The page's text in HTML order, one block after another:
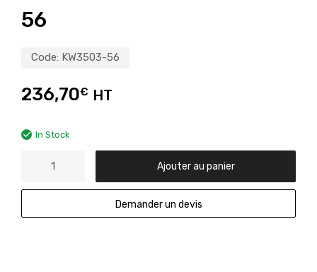
56
Code: KW3503-56
236,70€ HT
In Stock
Ajouter au panier
Demander un devis